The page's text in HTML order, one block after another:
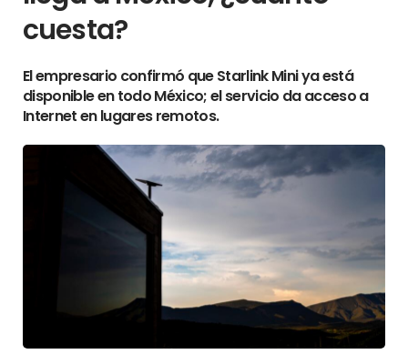
cuesta?
El empresario confirmó que Starlink Mini ya está
disponible en todo México; el servicio da acceso a
Internet en lugares remotos.